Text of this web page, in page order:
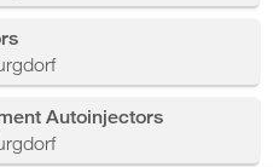
Autoinjectors